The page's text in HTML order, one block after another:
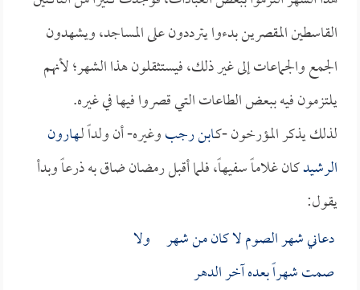
القاسطين المقصرين بدءوا يترددون على المساجد، ويشهدون
الجمع والجماعات إلى غير ذلك، فيستثقلون هذا الشهر؛ لأنهم
يلتزمون فيه ببعض الطاعات التي قصروا فيها في غيره.
لذلك يذكر المؤرخون -كـابن رجبوغيره- أن ولداً لـهارون
الرشيدكان غلاماً سفيهاً، فلما أقبل رمضان ضاق به ذرعاً وبدأ
يقول:
دعاني شهر الصوم لا كان من شهر ولا
صمت شهراً بعده آخر الدهر